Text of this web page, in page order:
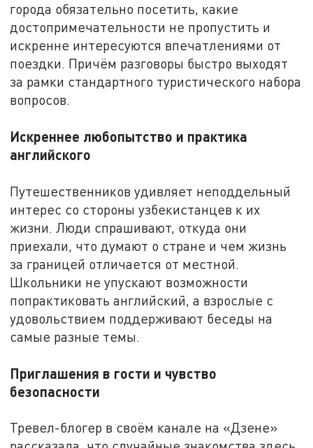
города обязательно посетить, какие
достопримечательности не пропустить и
искренне интересуются впечатлениями от
поездки. Причём разговоры быстро выходят
за рамки стандартного туристического набора
вопросов.
Искреннее любопытство и практика
английского
Путешественников удивляет неподдельный
интерес со стороны узбекистанцев к их
жизни. Люди спрашивают, откуда они
приехали, что думают о стране и чем жизнь
за границей отличается от местной.
Школьники не упускают возможности
попрактиковать английский, а взрослые с
удовольствием поддерживают беседы на
самые разные темы.
Приглашения в гости и чувство
безопасности
Тревел-блогер в своём канале на «Дзене»